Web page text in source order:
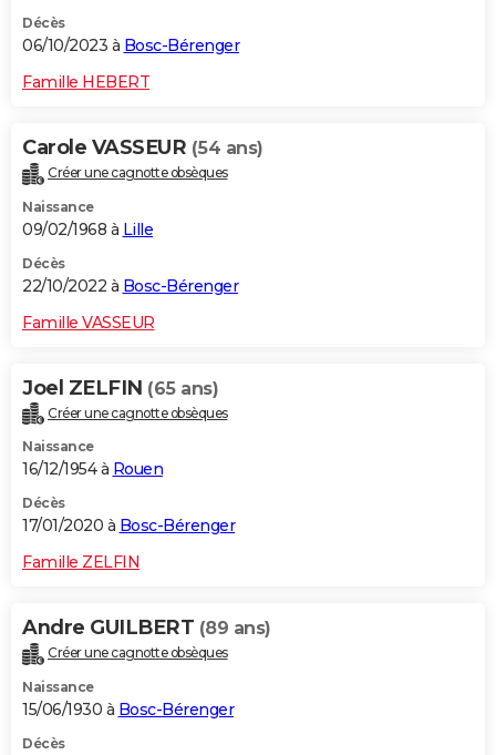
Décès
06/10/2023 à Bosc-Bérenger
Famille HEBERT
Carole VASSEUR (54 ans)
Créer une cagnotte obsèques
Naissance
09/02/1968 à Lille
Décès
22/10/2022 à Bosc-Bérenger
Famille VASSEUR
Joel ZELFIN (65 ans)
Créer une cagnotte obsèques
Naissance
16/12/1954 à Rouen
Décès
17/01/2020 à Bosc-Bérenger
Famille ZELFIN
Andre GUILBERT (89 ans)
Créer une cagnotte obsèques
Naissance
15/06/1930 à Bosc-Bérenger
Décès